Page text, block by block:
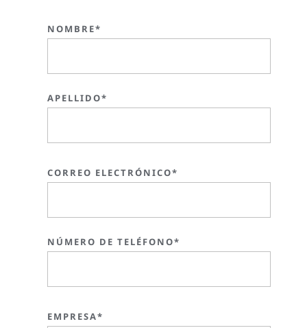
NOMBRE*
APELLIDO*
CORREO ELECTRÓNICO*
NÚMERO DE TELÉFONO*
EMPRESA*